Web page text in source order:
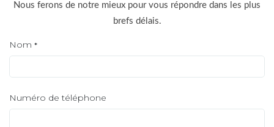
Nous ferons de notre mieux pour vous répondre dans les plus
brefs délais.
Nom *
Numéro de téléphone